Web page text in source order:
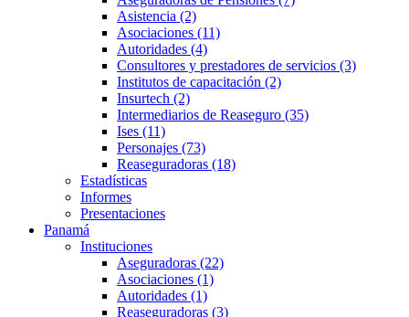
Asistencia (2)
Asociaciones (11)
Autoridades (4)
Consultores y prestadores de servicios (3)
Institutos de capacitación (2)
Insurtech (2)
Intermediarios de Reaseguro (35)
Ises (11)
Personajes (73)
Reaseguradoras (18)
Estadísticas
Informes
Presentaciones
Panamá
Instituciones
Aseguradoras (22)
Asociaciones (1)
Autoridades (1)
Reaseguradoras (3)